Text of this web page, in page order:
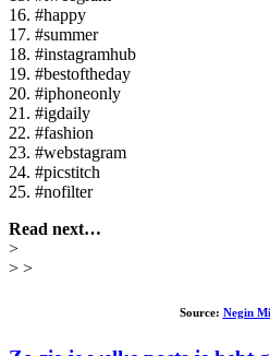
16. #happy
17. #summer
18. #instagramhub
19. #bestoftheday
20. #iphoneonly
21. #igdaily
22. #fashion
23. #webstagram
24. #picstitch
25. #nofilter
Read next…
>
> >
Source: Negin